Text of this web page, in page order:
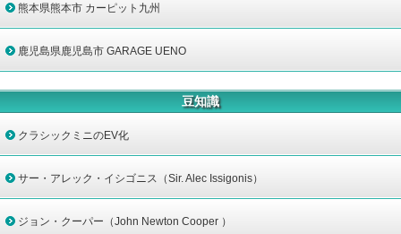
熊本県熊本市 カーピット九州
鹿児島県鹿児島市 GARAGE UENO
豆知識
クラシックミニのEV化
サー・アレック・イシゴニス（Sir. Alec Issigonis）
ジョン・クーパー（John Newton Cooper ）